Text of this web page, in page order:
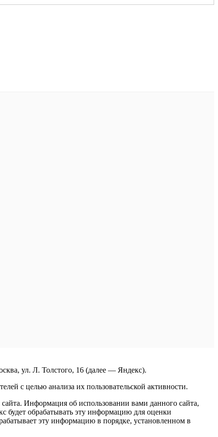
ул. Л. Толстого, 16 (далее — Яндекс).
с целью анализа их пользовательской активности.
Информация об использовании вами данного сайта,
будет обрабатывать эту информацию для оценки
эту информацию в порядке, установленном в